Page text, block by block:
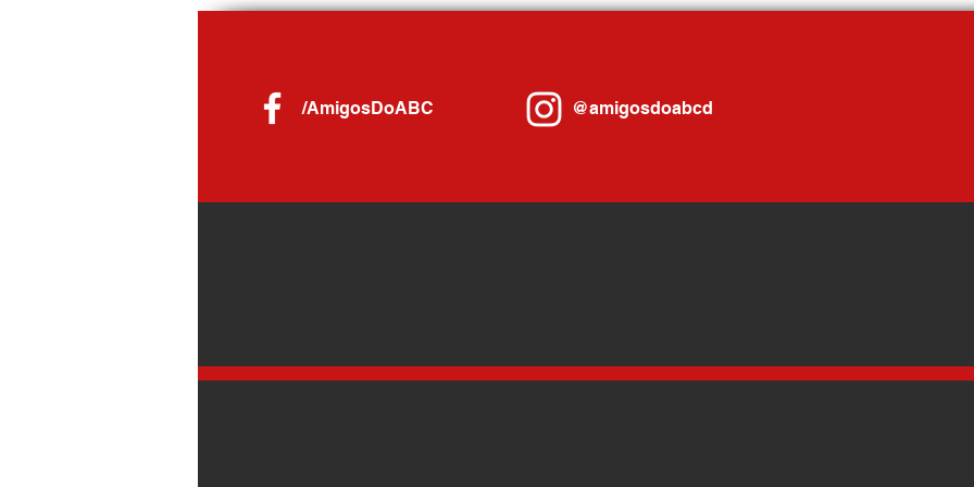
operação no Jardim Santo André
Prefeitura e ENEL
com
/AmigosDoABC @amigosdoabcd